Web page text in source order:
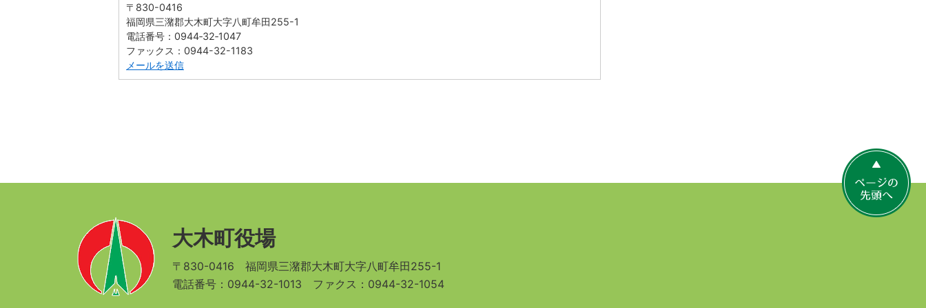
〒830-0416
福岡県三潴郡大木町大字八町牟田255-1
電話番号：0944‐32‐1047
ファックス：0944-32-1183
メールを送信
ー
ジ
の
大木町役場
〒830-0416 福岡県三潴郡大木町大字八町牟田255-1
電話番号：0944-32-1013 ファクス：0944-32-1054